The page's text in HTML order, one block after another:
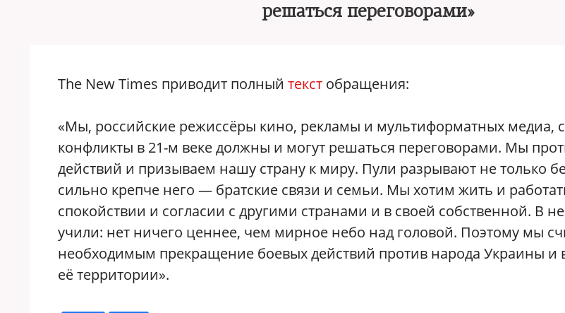
решаться переговорами»
The New Times приводит полный текст обращения:
«Мы, российские режиссёры кино, рекламы и мультиформатных медиа,
конфликты в 21-м веке должны и могут решаться переговорами. Мы
действий и призываем нашу страну к миру. Пули разрывают не только
сильно крепче него — братские связи и семьи. Мы хотим жить и
спокойствии и согласии с другими странами и в своей собственной. В
учили: нет ничего ценнее, чем мирное небо над головой. Поэтому мы
необходимым прекращение боевых действий против народа Украины и
её территории».